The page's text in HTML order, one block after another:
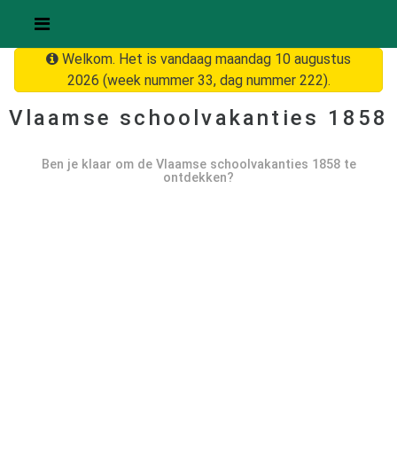
Welkom. Het is vandaag maandag 10 augustus
2026 (week nummer 33, dag nummer 222).
Vlaamse schoolvakanties 1858
Ben je klaar om de Vlaamse schoolvakanties 1858te
ontdekken?